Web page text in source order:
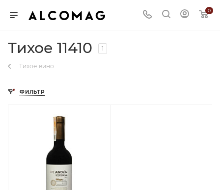
0
Тихое 11410 1
Тихое вино
ФИЛЬТР